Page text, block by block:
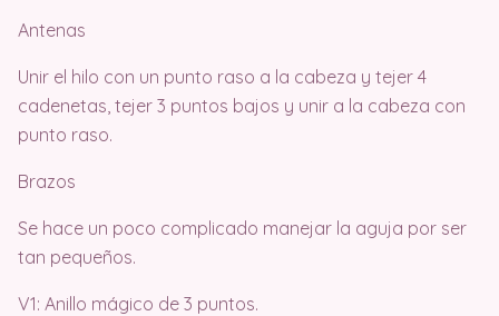
Antenas
Unir el hilo con un punto raso a la cabeza y tejer 4
cadenetas, tejer 3 puntos bajos y unir a la cabeza con
punto raso.
Brazos
Se hace un poco complicado manejar la aguja por ser
tan pequeños.
V1: Anillo mágico de 3 puntos.